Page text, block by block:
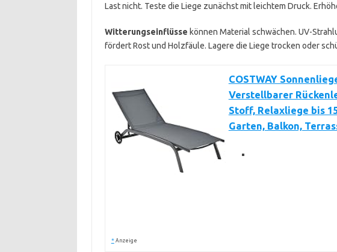
Last nicht. Teste die Liege zunächst mit leichtem Druck.
Witterungseinflüsse können Material schwächen. UV-
fördert Rost und Holzfäule. Lagere die Liege trocken oder
COSTWAY
Verstellbarer
Stoff, Relaxliege bis
Garten, Balkon,
* Anzeige